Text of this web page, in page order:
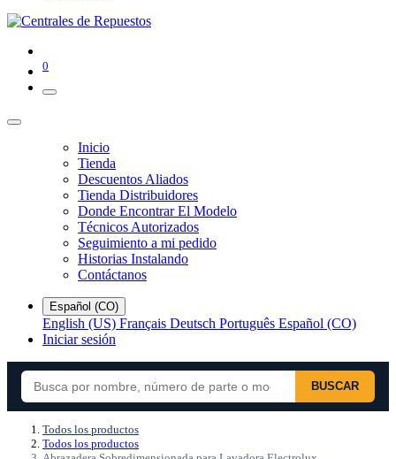
0
Inicio
Tienda
Descuentos Aliados
Tienda Distribuidores
Donde Encontrar El Modelo
Técnicos Autorizados
Seguimiento a mi pedido
Historias Instalando
Contáctanos
Español (CO)
English (US) Français Deutsch Português Español (CO)
Iniciar sesión
BUSCAR
Todos los productos
Todos los productos